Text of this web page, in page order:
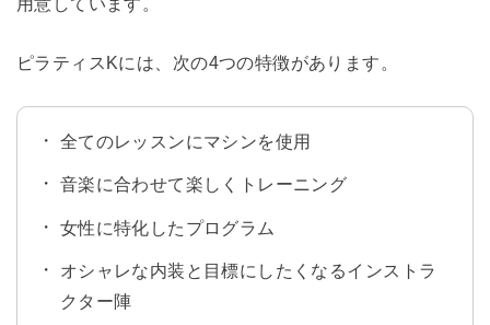
ピラティスKには、次の4つの特徴があります。
全てのレッスンにマシンを使用
音楽に合わせて楽しくトレーニング
女性に特化したプログラム
オシャレな内装と目標にしたくなるインストラ
クター陣